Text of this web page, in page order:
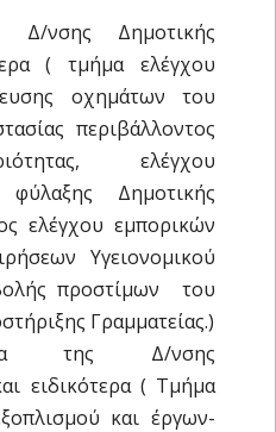
νσης Δημοτικής
( τμήμα ελέγχου
οχημάτων του
περιβάλλοντος
ελέγχου
Δημοτικής
ελέγχου εμπορικών
Υγειονομικού
προστίμων  του
Γραμματείας.)
της Δ/νσης
ειδικότερα ( Tμήμα
και έργων-